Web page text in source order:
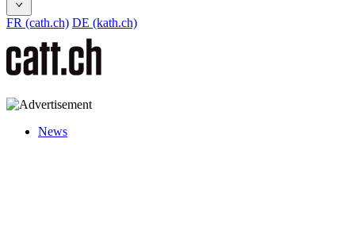
FR (cath.ch) DE (kath.ch)
News